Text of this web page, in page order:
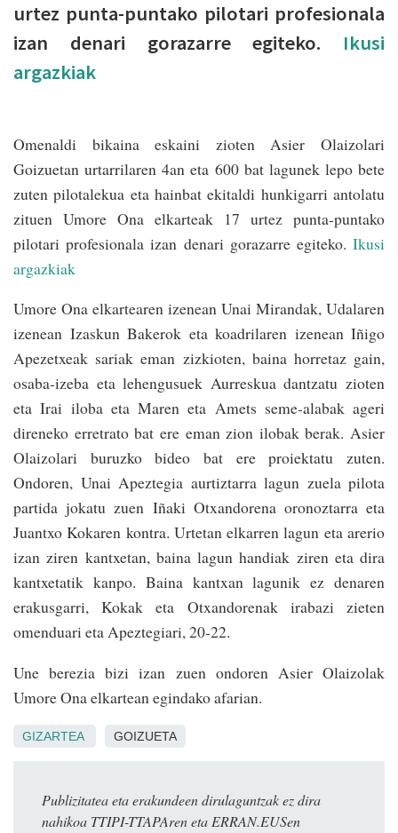
urtez punta-puntako pilotari profesionala
izan denari gorazarre egiteko. Ikusi
argazkiak
Omenaldi bikaina eskaini zioten Asier Olaizolari
Goizuetan urtarrilaren 4an eta 600 bat lagunek lepo bete
zuten pilotalekua eta hainbat ekitaldi hunkigarri antolatu
zituen Umore Ona elkarteak 17 urtez punta-puntako
pilotari profesionala izan denari gorazarre egiteko. Ikusi
argazkiak
Umore Ona elkartearen izenean Unai Mirandak, Udalaren
izenean Izaskun Bakerok eta koadrilaren izenean Iñigo
Apezetxeak sariak eman zizkioten, baina horretaz gain,
osaba-izeba eta lehengusuek Aurreskua dantzatu zioten
eta Irai iloba eta Maren eta Amets seme-alabak ageri
direneko erretrato bat ere eman zion ilobak berak. Asier
Olaizolari buruzko bideo bat ere proiektatu zuten.
Ondoren, Unai Apeztegia aurtiztarra lagun zuela pilota
partida jokatu zuen Iñaki Otxandorena oronoztarra eta
Juantxo Kokaren kontra. Urtetan elkarren lagun eta arerio
izan ziren kantxetan, baina lagun handiak ziren eta dira
kantxetatik kanpo. Baina kantxan lagunik ez denaren
erakusgarri, Kokak eta Otxandorenak irabazi zieten
omenduari eta Apeztegiari, 20-22.
Une berezia bizi izan zuen ondoren Asier Olaizolak
Umore Ona elkartean egindako afarian.
GIZARTEA GOIZUETA
Publizitatea eta erakundeen dirulaguntzak ez dira
nahikoa TTIPI-TTAPAren eta ERRAN.EUSen